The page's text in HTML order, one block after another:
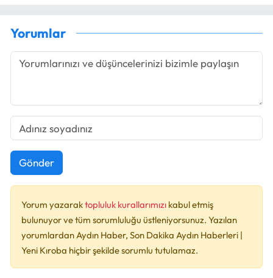
Yorumlar
Gönder
Yorum yazaraktopluluk kurallarımızı kabul etmiş
bulunuyor ve tüm sorumluluğu üstleniyorsunuz. Yazılan
yorumlardan Aydın Haber, Son Dakika Aydın Haberleri |
Yeni Kıroba hiçbir şekilde sorumlu tutulamaz.